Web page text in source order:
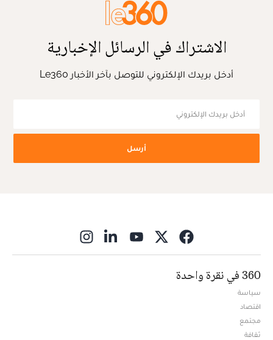
الاشتراك في الرسائل الإخبارية
أدخل بريدك الإلكتروني للتوصل بآخر الأخبار Le360
أرسل
360 في نقرة واحدة
سياسة
اقتصاد
مجتمع
ثقافة